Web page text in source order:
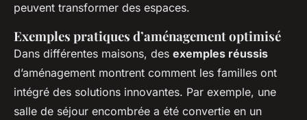
peuvent transformer des espaces.
Exemples pratiques d’aménagement optimisé
Dans différentes maisons, des exemples réussis
d’aménagement montrent comment les familles ont
intégré des solutions innovantes. Par exemple, une
salle de séjour encombrée a été convertie en un